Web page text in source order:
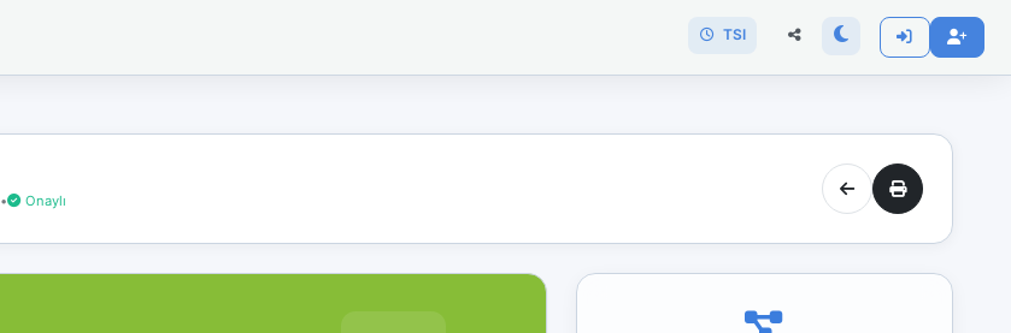
TSI
• Onaylı
bağlantınız